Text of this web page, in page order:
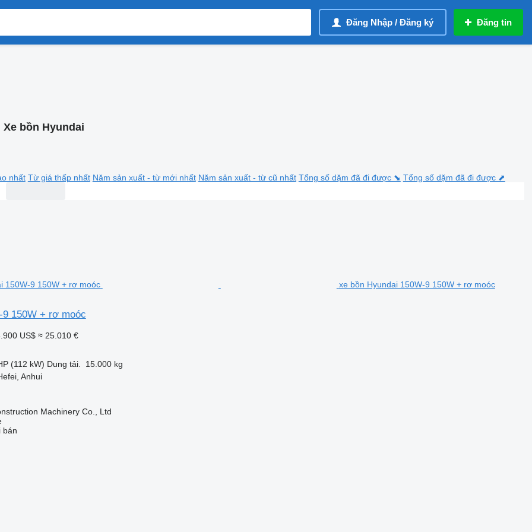
Đăng Nhập / Đăng ký Đăng tin
Xe bồn Hyundai
nhất Từ giá thấp nhất Năm sản xuất - từ mới nhất Năm sản xuất - từ cũ nhất Tổng số dặm đã đi được ⬊ Tổng số dặm đã đi được ⬈
xe bồn Hyundai 150W-9 150W + rơ moóc
9 150W + rơ moóc
US$ ≈ 25.010 €
(112 kW) Dung tải.
15.000 kg
Anhui
Machinery Co., Ltd
bán